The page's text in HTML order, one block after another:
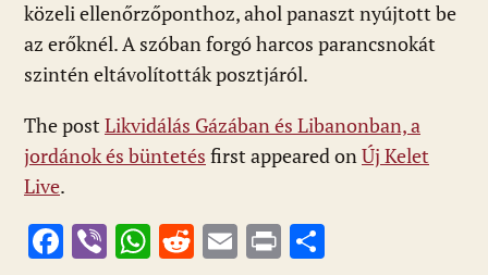
közeli ellenőrzőponthoz, ahol panaszt nyújtott be
az erőknél. A szóban forgó harcos parancsnokát
szintén eltávolították posztjáról.
The post Likvidálás Gázában és Libanonban, a
jordánok és büntetés first appeared onÚj Kelet
Live.
F Vi W R E Pr